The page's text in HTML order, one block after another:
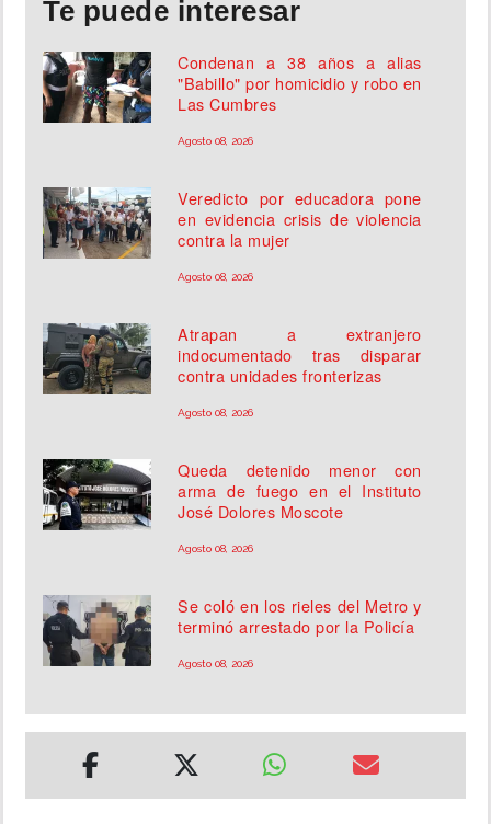
Te puede interesar
Condenan a 38 años a alias
"Babillo" por homicidio y robo en
Las Cumbres
Agosto 08, 2026
Veredicto por educadora pone
en evidencia crisis de violencia
contra la mujer
Agosto 08, 2026
Atrapan a extranjero
indocumentado tras disparar
contra unidades fronterizas
Agosto 08, 2026
Queda detenido menor con
arma de fuego en el Instituto
José Dolores Moscote
Agosto 08, 2026
Se coló en los rieles del Metro y
terminó arrestado por la Policía
Agosto 08, 2026